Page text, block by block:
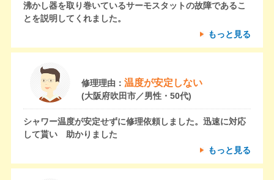
沸かし器を取り巻いているサーモスタットの故障であるこ
とを説明してくれました。
もっと見る
修理理由： 温度が安定しない
(大阪府吹田市／男性・50代)
シャワー温度が安定せずに修理依頼しました。迅速に対応
して貰い 助かりました
もっと見る